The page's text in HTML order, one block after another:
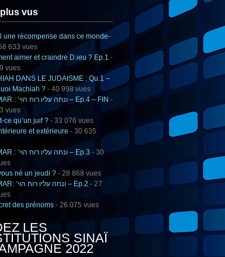
vus
une récompense dans ce monde-
633 vues
aimer et craindre D.ieu ? Ep.1 -
vues
DANS LE JUDAISME : Qu.1 –
Machiah ? - 40 998 vues
MAAMAR : ‘ונחה עליו רוח הוי – Ep.4 – FIN -
vues
ce qu’un juif ? - 33 076 vues
et extérieure - 30 635
MAAMAR : ‘ונחה עליו רוח הוי – Ep.3 - 30
né un jeudi ? - 28 868 vues
MAAMAR: ‘ונחה עליו רוח הוי – Ep.2 - 27
des prénoms - 26 075 vues
LES
SINAÏ
2022